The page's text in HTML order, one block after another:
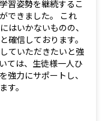
習姿勢を継続するこ
できました。 これ
はいかないものの、
確信しております。
ていただきたいと強
ては、生徒様一人ひ
強力にサポートし、
す。